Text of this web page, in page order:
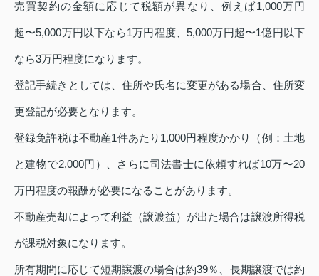
売買契約の金額に応じて税額が異なり、例えば1,000万円
超〜5,000万円以下なら1万円程度、5,000万円超〜1億円以下
なら3万円程度になります。
登記手続きとしては、住所や氏名に変更がある場合、住所変
更登記が必要となります。
登録免許税は不動産1件あたり1,000円程度かかり（例：土地
と建物で2,000円）、さらに司法書士に依頼すれば10万〜20
万円程度の報酬が必要になることがあります。
不動産売却によって利益（譲渡益）が出た場合は譲渡所得税
が課税対象になります。
所有期間に応じて短期譲渡の場合は約39％、長期譲渡では約